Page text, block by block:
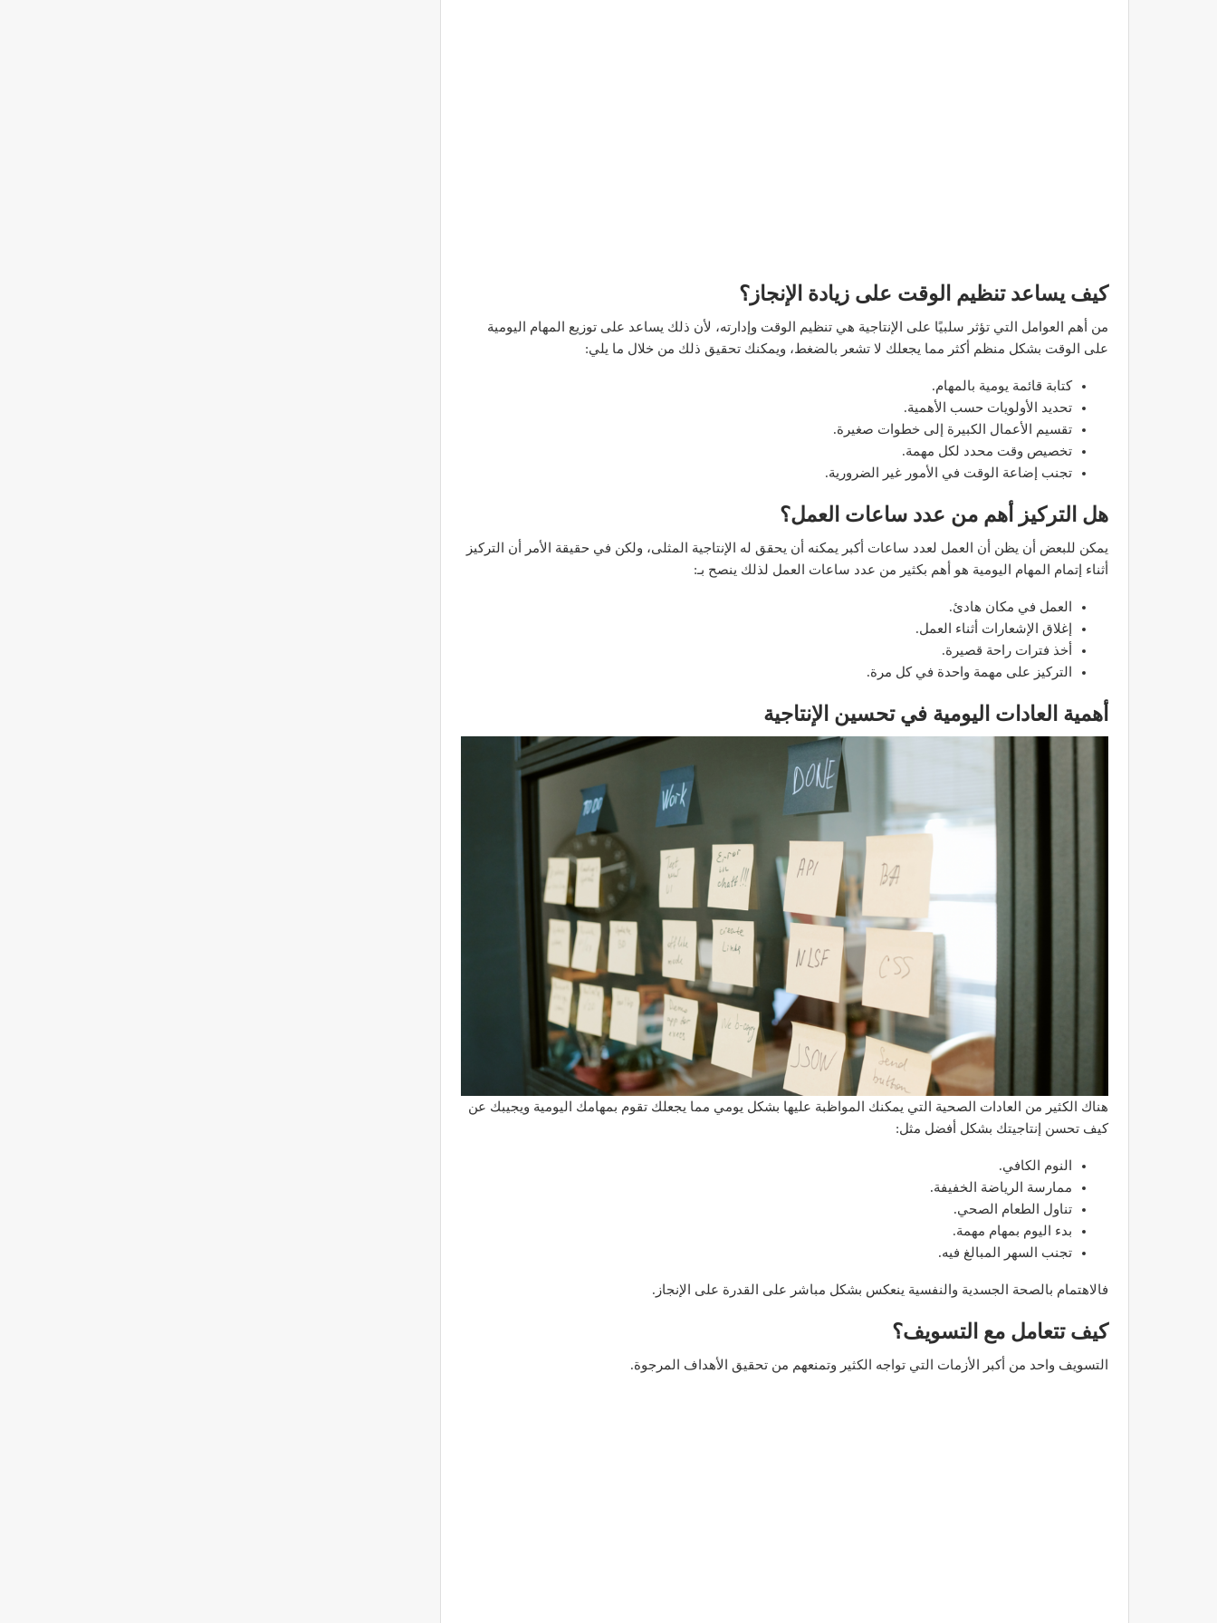
كيف يساعد تنظيم الوقت على زيادة الإنجاز؟
من أهم العوامل التي تؤثر سلبيًا على الإنتاجية هي تنظيم الوقت وإدارته، لأن ذلك يساعد على توزيع المهام اليومية
على الوقت بشكل منظم أكثر مما يجعلك لا تشعر بالضغط، ويمكنك تحقيق ذلك من خلال ما يلي:
كتابة قائمة يومية بالمهام.
تحديد الأولويات حسب الأهمية.
تقسيم الأعمال الكبيرة إلى خطوات صغيرة.
تخصيص وقت محدد لكل مهمة.
تجنب إضاعة الوقت في الأمور غير الضرورية.
هل التركيز أهم من عدد ساعات العمل؟
يمكن للبعض أن يظن أن العمل لعدد ساعات أكبر يمكنه أن يحقق له الإنتاجية المثلى، ولكن في حقيقة الأمر أن التركيز
أثناء إتمام المهام اليومية هو أهم بكثير من عدد ساعات العمل لذلك ينصح بـ:
العمل في مكان هادئ.
إغلاق الإشعارات أثناء العمل.
أخذ فترات راحة قصيرة.
التركيز على مهمة واحدة في كل مرة.
أهمية العادات اليومية في تحسين الإنتاجية
هناك الكثير من العادات الصحية التي يمكنك المواظبة عليها بشكل يومي مما يجعلك تقوم بمهامك اليومية ويجيبك عن
كيف تحسن إنتاجيتك بشكل أفضل مثل:
النوم الكافي.
ممارسة الرياضة الخفيفة.
تناول الطعام الصحي.
بدء اليوم بمهام مهمة.
تجنب السهر المبالغ فيه.
فالاهتمام بالصحة الجسدية والنفسية ينعكس بشكل مباشر على القدرة على الإنجاز.
كيف تتعامل مع التسويف؟
التسويف واحد من أكبر الأزمات التي تواجه الكثير وتمنعهم من تحقيق الأهداف المرجوة.